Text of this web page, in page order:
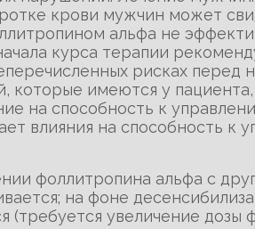
крови мужчин может
альфа не
курса терапии
рисках перед
которые имеются у
на способность к
влияния на способность к
фоллитропина альфа с
на фоне
(требуется увеличение